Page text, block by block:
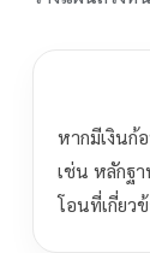
หากมีเงินก้
เช่น หลักฐา
โอนที่เกี่ยว